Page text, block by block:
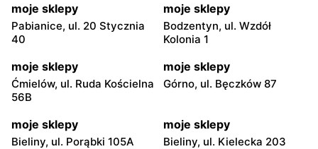
moje sklepy
Pabianice, ul. 20 Stycznia
40
moje sklepy
Bodzentyn, ul. Wzdół
Kolonia 1
moje sklepy
Ćmielów, ul. Ruda Kościelna
56B
moje sklepy
Górno, ul. Bęczków 87
moje sklepy
Bieliny, ul. Porąbki 105A
moje sklepy
Bieliny, ul. Kielecka 203